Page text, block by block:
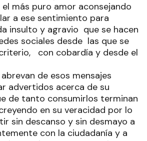
más puro amor aconsejando
a ese sentimiento para
insulto y agravio que se hacen
sociales desde las que se
con cobardía y desde el
de esos mensajes
advertidos acerca de su
de tanto consumirlos terminan
en su veracidad por lo
sin descanso y sin desmayo a
con la ciudadanía y a